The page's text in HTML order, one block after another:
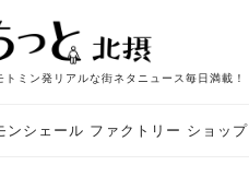
ミン発リアルな街ネタニュース毎日満載！
ンシェール ファクトリー ショップ